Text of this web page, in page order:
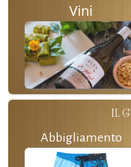
Vini
IL
Abbigliamento